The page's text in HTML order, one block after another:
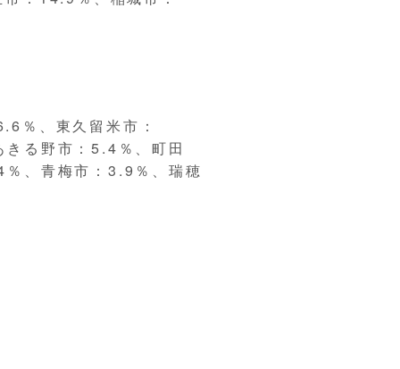
％、東久留米市：
る野市：5.4％、町田
、青梅市：3.9％、瑞穂